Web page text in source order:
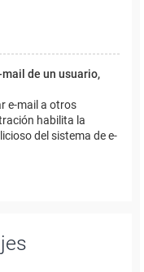
de un usuario,
e-mail a otros
habilita la
del sistema de e-